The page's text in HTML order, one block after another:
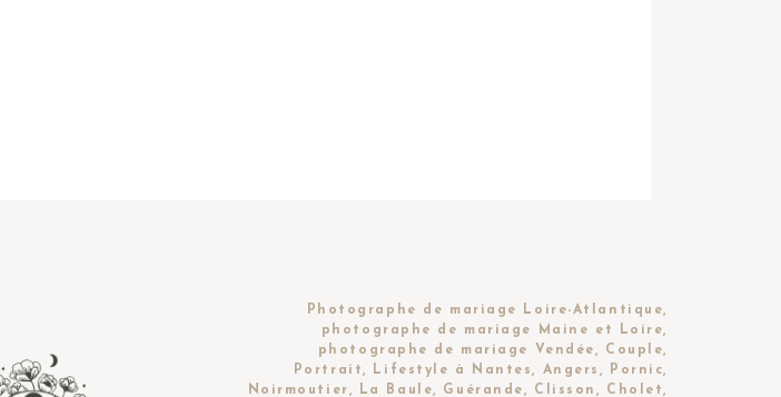
Photographe de mariage Loire-Atlantique,
photographe de mariage Maine et Loire,
photographe de mariage Vendée, Couple,
Portrait, Lifestyle à Nantes, Angers, Pornic,
Noirmoutier, La Baule, Guérande, Clisson, Cholet,